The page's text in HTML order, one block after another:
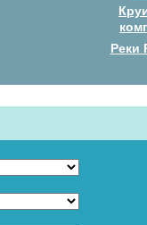
Реки